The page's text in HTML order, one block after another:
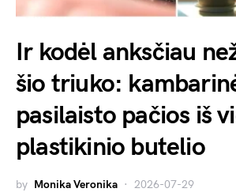
Ir kodėl anksčiau
šio triuko:
pasilaisto pačios iš
plastikinio butelio
by Monika Veronika 2026-07-29